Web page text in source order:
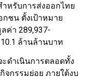
หรับการส่งออกไทย
ชน ตั้งเป้าหมาย
ค่า 289,937-
ล้านล้านบาท
ดำเนินการตลอดทั้ง
จกรรมย่อย ภายใต้งบ